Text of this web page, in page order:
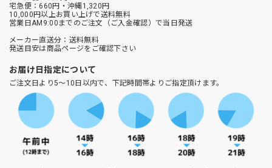
宅急便：660円・沖縄1,320円
10,000円以上お買い上げで送料無料
営業日AM9:00までのご注文（ご入金確認）で当日発送
メーカー直送分：送料無料
発送目安は商品ページをご確認下さい
お届け日指定について
ご注文日より5～10日以内で、下記時間帯よりご指定頂けます。